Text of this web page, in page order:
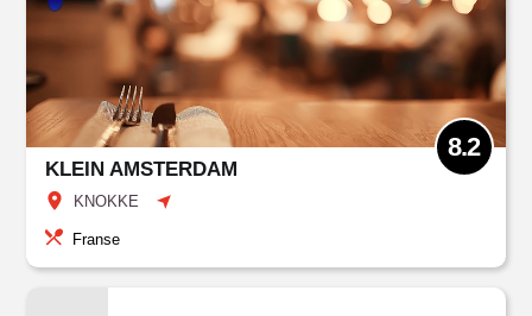
KLEIN AMSTERDAM
KNOKKE
8.2
Franse